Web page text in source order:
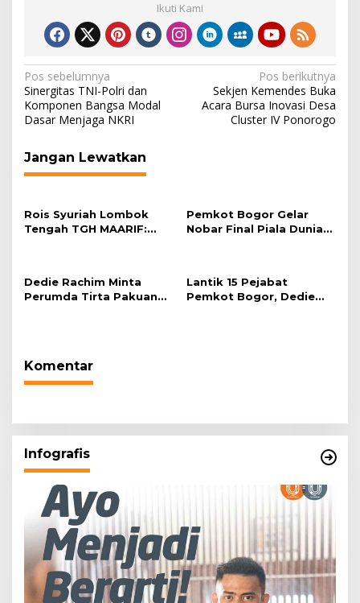
Ikuti Kami
Navigasi
pos
Pos sebelumnya
Sinergitas TNI-Polri dan
Komponen Bangsa Modal
Dasar Menjaga NKRI
Pos berikutnya
Sekjen Kemendes Buka
Acara Bursa Inovasi Desa
Cluster IV Ponorogo
Jangan Lewatkan
Rois Syuriah Lombok
Tengah TGH MAARIF:
Pemkot Bogor Gelar
Nobar Final Piala Dunia
Dedie Rachim Minta
Perumda Tirta Pakuan
Lantik 15 Pejabat
Pemkot Bogor, Dedie
Komentar
Infografis